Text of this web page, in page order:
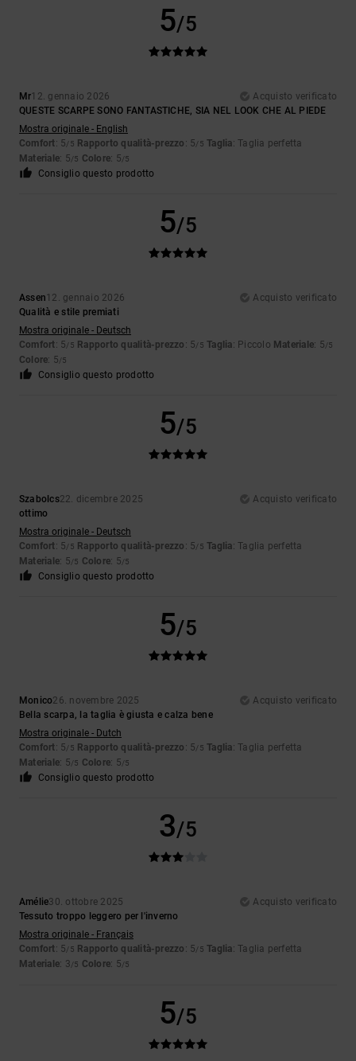
5/5
Mr12. gennaio 2026
Acquisto verificato
QUESTE SCARPE SONO FANTASTICHE, SIA NEL LOOK CHE AL PIEDE
Mostra originale - English
Comfort: 5/5 Rapporto qualità-prezzo : 5/5 Taglia: Taglia perfetta
Materiale: 5/5 Colore: 5/5
Consiglio questo prodotto
5/5
Assen12. gennaio 2026
Acquisto verificato
Qualità e stile premiati
Mostra originale - Deutsch
Comfort: 5/5 Rapporto qualità-prezzo : 5/5 Taglia: Piccolo Materiale: 5/5
Colore: 5/5
Consiglio questo prodotto
5/5
Szabolcs22. dicembre 2025
Acquisto verificato
ottimo
Mostra originale - Deutsch
Comfort: 5/5 Rapporto qualità-prezzo : 5/5 Taglia: Taglia perfetta
Materiale: 5/5 Colore: 5/5
Consiglio questo prodotto
5/5
Monico26. novembre 2025
Acquisto verificato
Bella scarpa, la taglia è giusta e calza bene
Mostra originale - Dutch
Comfort: 5/5 Rapporto qualità-prezzo : 5/5 Taglia: Taglia perfetta
Materiale: 5/5 Colore: 5/5
Consiglio questo prodotto
3/5
Amélie30. ottobre 2025
Acquisto verificato
Tessuto troppo leggero per l'inverno
Mostra originale - Français
Comfort: 5/5 Rapporto qualità-prezzo : 5/5 Taglia: Taglia perfetta
Materiale: 3/5 Colore: 5/5
5/5